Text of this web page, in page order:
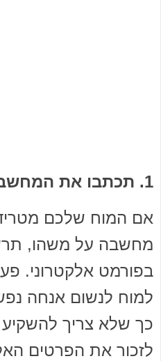
1. תכתבו את המחשבות שלכם
אם המוח שלכם
מחשבה על משהו,
בפורמט אלקטרוני.
למוח לנשום אנחה
כך שלא צריך להשקיע
לזכור את הפרטים